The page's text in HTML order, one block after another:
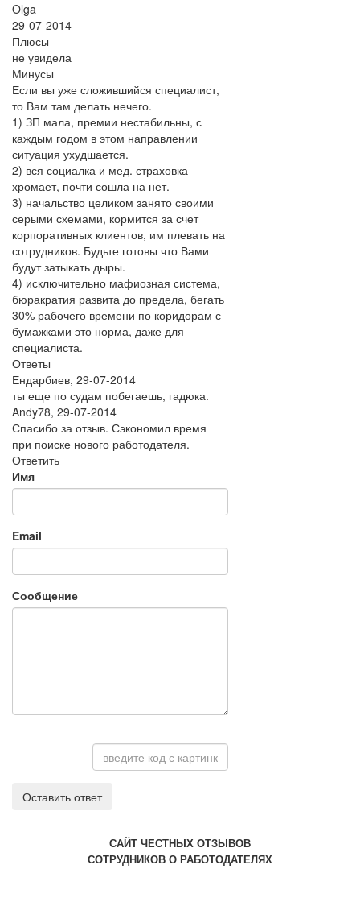
Olga
29-07-2014
Плюсы
не увидела
Минусы
Если вы уже сложившийся специалист,
то Вам там делать нечего.
1) ЗП мала, премии нестабильны, с
каждым годом в этом направлении
ситуация ухудшается.
2) вся социалка и мед. страховка
хромает, почти сошла на нет.
3) начальство целиком занято своими
серыми схемами, кормится за счет
корпоративных клиентов, им плевать на
сотрудников. Будьте готовы что Вами
будут затыкать дыры.
4) исключительно мафиозная система,
бюракратия развита до предела, бегать
30% рабочего времени по коридорам с
бумажками это норма, даже для
специалиста.
Ответы
Ендарбиев, 29-07-2014
ты еще по судам побегаешь, гадюка.
Andy78, 29-07-2014
Спасибо за отзыв. Сэкономил время
при поиске нового работодателя.
Ответить
Имя
Email
Сообщение
Оставить ответ
САЙТ ЧЕСТНЫХ ОТЗЫВОВ
СОТРУДНИКОВ О РАБОТОДАТЕЛЯХ